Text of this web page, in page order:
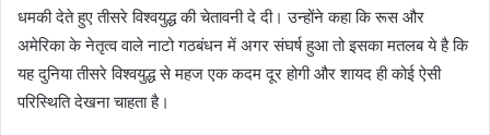
धमकी देते हुए तीसरे विश्वयुद्ध की चेतावनी दे दी। उन्होंने कहा कि रूस और
अमेरिका के नेतृत्व वाले नाटो गठबंधन में अगर संघर्ष हुआ तो इसका मतलब ये है कि
यह दुनिया तीसरे विश्वयुद्ध से महज एक कदम दूर होगी और शायद ही कोई ऐसी
परिस्थिति देखना चाहता है।